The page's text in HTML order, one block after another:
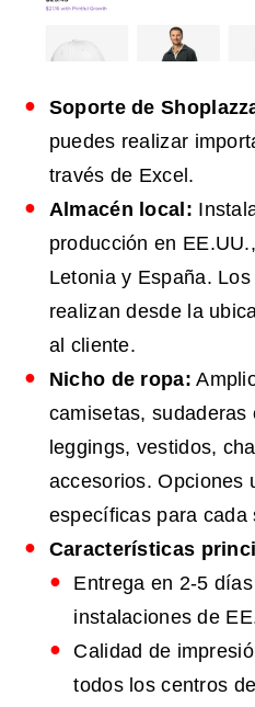
Soporte de
puedes realizar
través de Excel.
Almacén local:
producción en
Letonia y España.
realizan desde la
al cliente.
Nicho de ropa:
camisetas, sudaderas
leggings, vestidos,
accesorios. Opciones
específicas para cada
Características
Entrega en 2-5
instalaciones de
Calidad de
todos los centros